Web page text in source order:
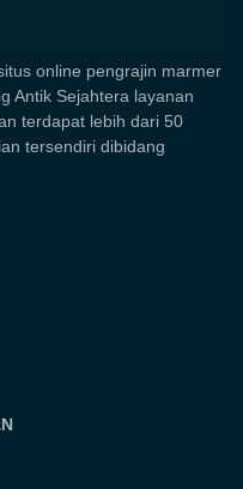
online pengrajin marmer
Antik Sejahtera layanan
terdapat lebih dari 50
tersendiri dibidang